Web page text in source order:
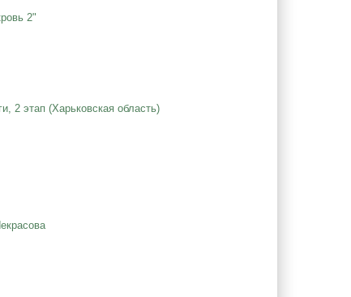
2"
2 этап (Харьковская область)